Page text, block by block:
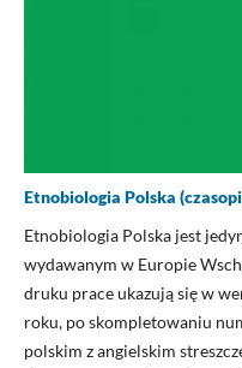
Etnobiologia Polska
Etnobiologia Polska jest
wydawanym w Europie
druku prace ukazują się w
roku, po skompletowaniu
polskim z angielskim